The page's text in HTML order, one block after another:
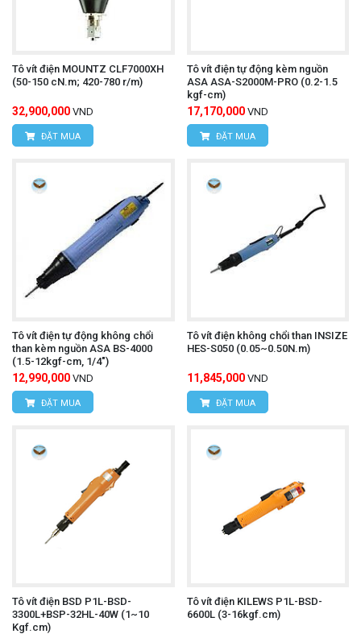
Tô vít điện MOUNTZ CLF7000XH
(50-150 cN.m; 420-780 r/m)
32,900,000 VND
ĐẶT MUA
Tô vít điện tự động kèm nguồn
ASA ASA-S2000M-PRO (0.2-1.5
kgf-cm)
17,170,000 VND
ĐẶT MUA
Tô vít điện tự động không chổi
than kèm nguồn ASA BS-4000
(1.5-12kgf-cm, 1/4")
12,990,000 VND
ĐẶT MUA
Tô vít điện không chổi than INSIZE
HES-S050 (0.05~0.50N.m)
11,845,000 VND
ĐẶT MUA
Tô vít điện BSD P1L-BSD-
3300L+BSP-32HL-40W (1~10
Kgf.cm)
Tô vít điện KILEWS P1L-BSD-
6600L (3-16kgf.cm)